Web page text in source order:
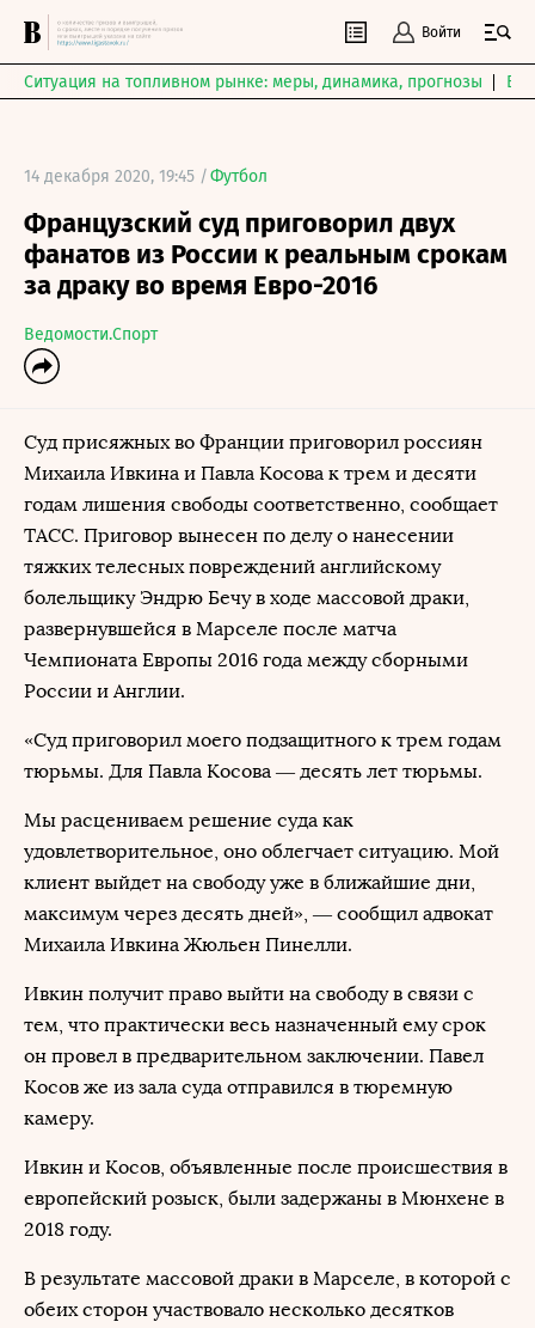
Войти
Ситуация на топливном рынке: меры, динамика, прогнозы
14 декабря 2020, 19:45 /Футбол
Французский суд приговорил двух
фанатов из России к реальным срокам
за драку во время Евро-2016
Ведомости.Спорт
Суд присяжных во Франции приговорил россиян
Михаила Ивкина и Павла Косова к трем и десяти
годам лишения свободы соответственно, сообщает
ТАСС. Приговор вынесен по делу о нанесении
тяжких телесных повреждений английскому
болельщику Эндрю Бечу в ходе массовой драки,
развернувшейся в Марселе после матча
Чемпионата Европы 2016 года между сборными
России и Англии.
«Суд приговорил моего подзащитного к трем годам
тюрьмы. Для Павла Косова — десять лет тюрьмы.
Мы расцениваем решение суда как
удовлетворительное, оно облегчает ситуацию. Мой
клиент выйдет на свободу уже в ближайшие дни,
максимум через десять дней», — сообщил адвокат
Михаила Ивкина Жюльен Пинелли.
Ивкин получит право выйти на свободу в связи с
тем, что практически весь назначенный ему срок
он провел в предварительном заключении. Павел
Косов же из зала суда отправился в тюремную
камеру.
Ивкин и Косов, объявленные после происшествия в
европейский розыск, были задержаны в Мюнхене в
2018 году.
В результате массовой драки в Марселе, в которой с
обеих сторон участвовало несколько десятков